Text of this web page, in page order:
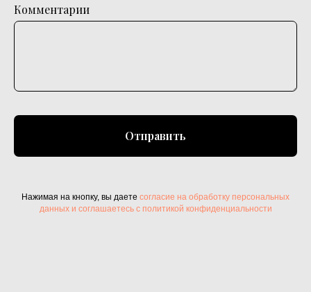
Комментарии
Отправить
Нажимая на кнопку, вы даете согласие на обработку персональных
данных и соглашаетесь c политикой конфиденциальности